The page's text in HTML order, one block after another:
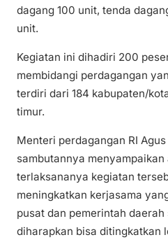
dagang 100 unit, tenda
unit.
Kegiatan ini dihadiri 200
membidangi perdagangan
terdiri dari 184 kabupaten/
timur.
Menteri perdagangan RI
sambutannya
terlaksananya kegiatan
meningkatkan kerjasama
pusat dan pemerintah
diharapkan bisa ditingkatkan